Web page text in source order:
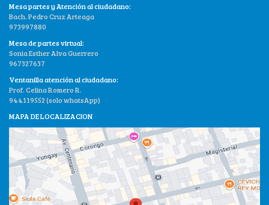
Mesa partes y Atención al ciudadano:
Bach. Pedro Cruz Arteaga
973997880
Mesa de partes virtual:
Sonia Esther Alva Guerrero
967327637
Ventanilla atención al ciudadano:
Prof. Celina Romero R.
944119552 (solo whatsApp)
MAPA DE LOCALIZACION